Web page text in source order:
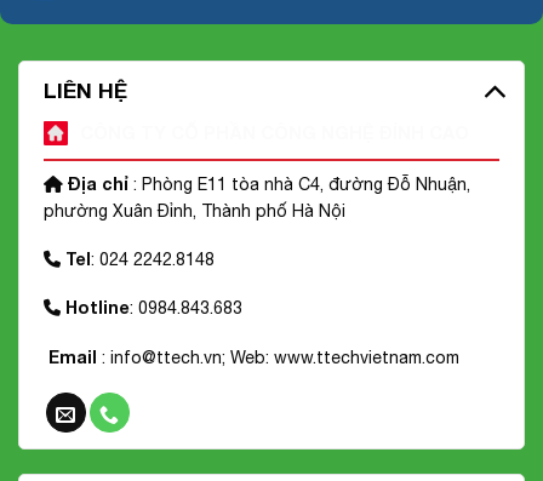
LIÊN HỆ
Địa chỉ : Phòng E11 tòa nhà C4, đường Đỗ Nhuận,
phường Xuân Đỉnh, Thành phố Hà Nội
Tel: 024 2242.8148
Hotline: 0984.843.683
Email : info@ttech.vn; Web: www.ttechvietnam.com